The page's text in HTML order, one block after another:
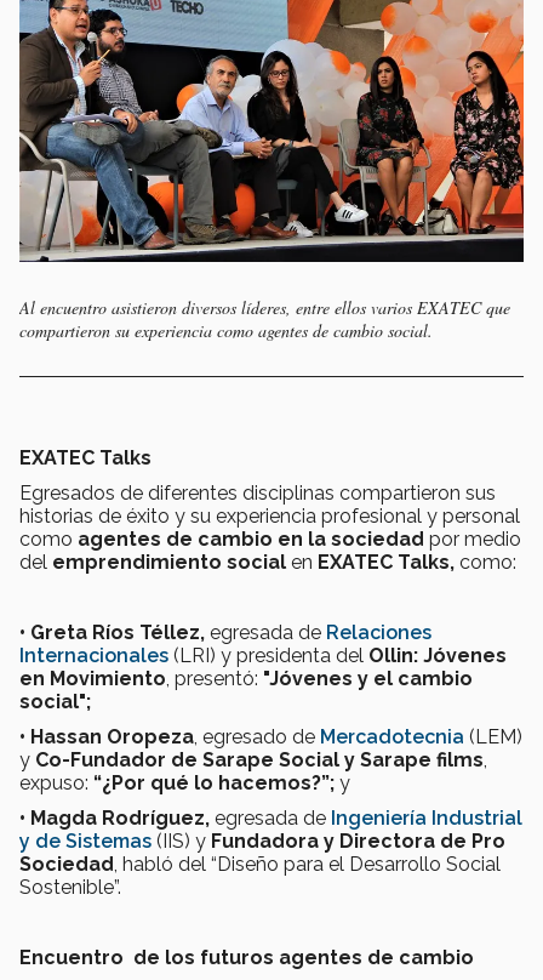
Al encuentro asistieron diversos líderes, entre ellos varios EXATEC que
compartieron su experiencia como agentes de cambio social.
EXATEC Talks
Egresados de diferentes disciplinas compartieron sus
historias de éxito y su experiencia profesional y personal
como agentes de cambio en la sociedad por medio
del emprendimiento social en EXATEC Talks, como:
• Greta Ríos Téllez, egresada de Relaciones
Internacionales (LRI) y presidenta del Ollin: Jóvenes
en Movimiento, presentó: "Jóvenes y el cambio
social";
• Hassan Oropeza, egresado de Mercadotecnia (LEM)
y Co-Fundador de Sarape Social y Sarape films,
expuso: “¿Por qué lo hacemos?”; y
• Magda Rodríguez, egresada de Ingeniería Industrial
y de Sistemas (IIS) y Fundadora y Directora de Pro
Sociedad, habló del “Diseño para el Desarrollo Social
Sostenible”.
Encuentro de los futuros agentes de cambio